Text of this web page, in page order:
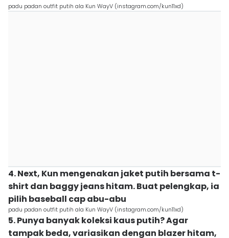
padu padan outfit putih ala Kun WayV (instagram.com/kun11xd)
4. Next, Kun mengenakan jaket putih bersama t-
shirt dan baggy jeans hitam. Buat pelengkap, ia
pilih baseball cap abu-abu
padu padan outfit putih ala Kun WayV (instagram.com/kun11xd)
5. Punya banyak koleksi kaus putih? Agar
tampak beda, variasikan dengan blazer hitam,